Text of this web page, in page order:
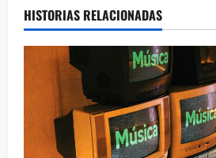
HISTORIAS RELACIONADAS